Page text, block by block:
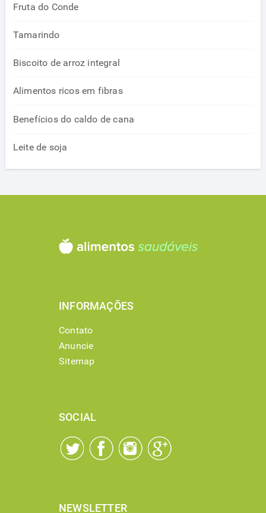
Fruta do Conde
Tamarindo
Biscoito de arroz integral
Alimentos ricos em fibras
Benefícios do caldo de cana
Leite de soja
INFORMAÇÕES
Contato
Anuncie
Sitemap
SOCIAL
NEWSLETTER